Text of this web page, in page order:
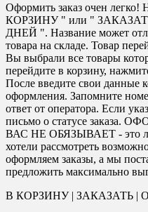
Оформить заказ очен
КОРЗИНУ " или "
ДНЕЙ ". Название может
товара на складе. Товар
Вы выбрали все товары
перейдите в корзину,
После введите свои данные
оформления. Запомните
ответ от оператора. Если
письмо о статусе
ВАС НЕ ОБЯЗЫВАЕТ - это
хотели рассмотреть
оформляем заказы, а мы
предложить максимально
В КОРЗИНУ | ЗАКАЗАТЬ |